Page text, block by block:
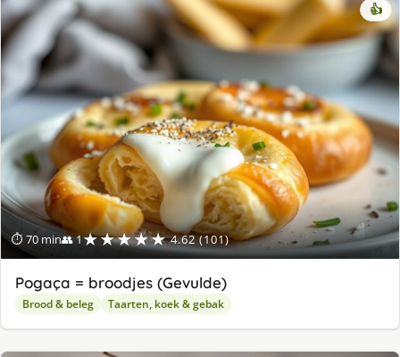
⏱ 70 min👥 1★★★★★ 4.62 (101)
👍
Pogaça = broodjes (Gevulde)
Brood & beleg Taarten, koek & gebak